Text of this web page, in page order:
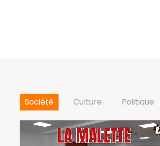
Société Culture Politique